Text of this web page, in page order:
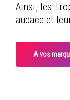
Ainsi, les
audace et
A vos